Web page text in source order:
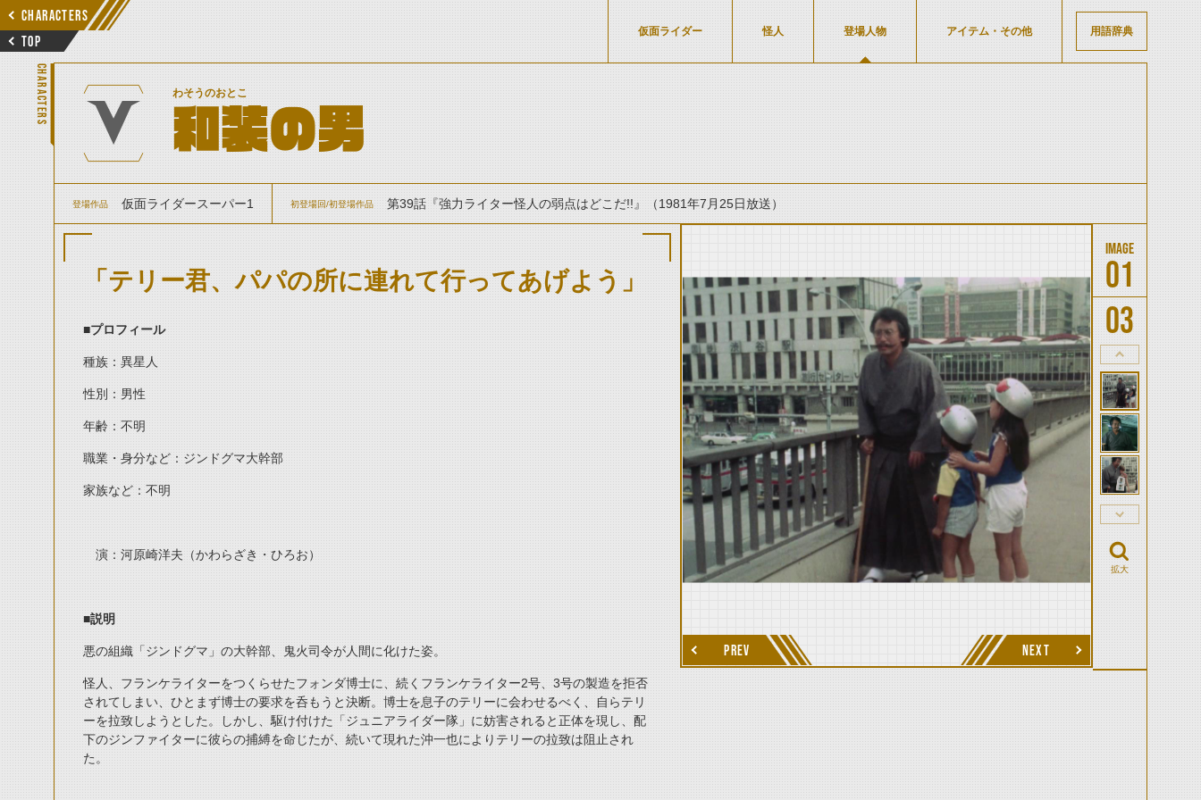
CHARACTERS
TOP
仮面ライダー 怪人 登場人物 アイテム・その他 用語辞典
CHARACTERS わそうのおとこ
和装の男
登場作品 仮面ライダースーパー1 初登場回/初登場作品 第39話『強力ライター怪人の弱点はどこだ!!』（1981年7月25日放送）
「テリー君、パパの所に連れて行ってあげよう」
■プロフィール
種族：異星人
性別：男性
年齢：不明
職業・身分など：ジンドグマ大幹部
家族など：不明
演：河原崎洋夫（かわらざき・ひろお）
■説明
悪の組織「ジンドグマ」の大幹部、鬼火司令が人間に化けた姿。
怪人、フランケライターをつくらせたフォンダ博士に、続くフランケライター2号、3号の製造を拒否
されてしまい、ひとまず博士の要求を呑もうと決断。博士を息子のテリーに会わせるべく、自らテリ
ーを拉致しようとした。しかし、駆け付けた「ジュニアライダー隊」に妨害されると正体を現し、配
下のジンファイターに彼らの捕縛を命じたが、続いて現れた沖一也によりテリーの拉致は阻止され
た。
PREV NEXT
01
03
thumbnail Prev
thumbnail Next
拡大